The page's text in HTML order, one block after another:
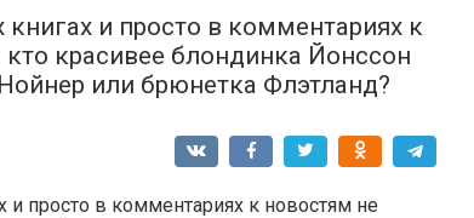
и просто в комментариях к
красивее блондинка Йонссон
или брюнетка Флэтланд?
и просто в комментариях к новостям не